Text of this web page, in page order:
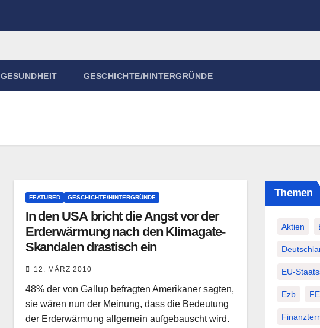
GESUNDHEIT GESCHICHTE/HINTERGRÜNDE
FEATURED GESCHICHTE/HINTERGRÜNDE
In den USA bricht die Angst vor der
Erderwärmung nach den Klimagate-
Skandalen drastisch ein
12. MÄRZ 2010
48% der von Gallup befragten Amerikaner sagten,
sie wären nun der Meinung, dass die Bedeutung
der Erderwärmung allgemein aufgebauscht wird.
Themen
Aktien
EU-
Ezb